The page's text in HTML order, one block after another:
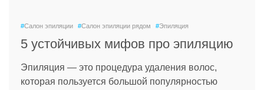
#Салон эпиляции #Салон эпиляции рядом #Эпиляция
5 устойчивых мифов про эпиляцию
Эпиляция — это процедура удаления волос,
которая пользуется большой популярностью